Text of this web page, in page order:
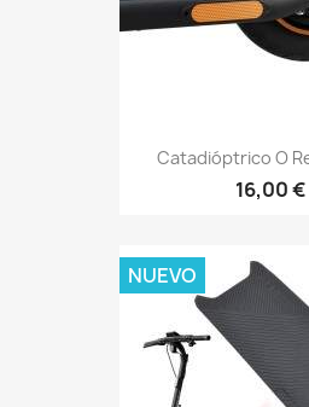
Catadióptrico O
16,00 €
NUEVO